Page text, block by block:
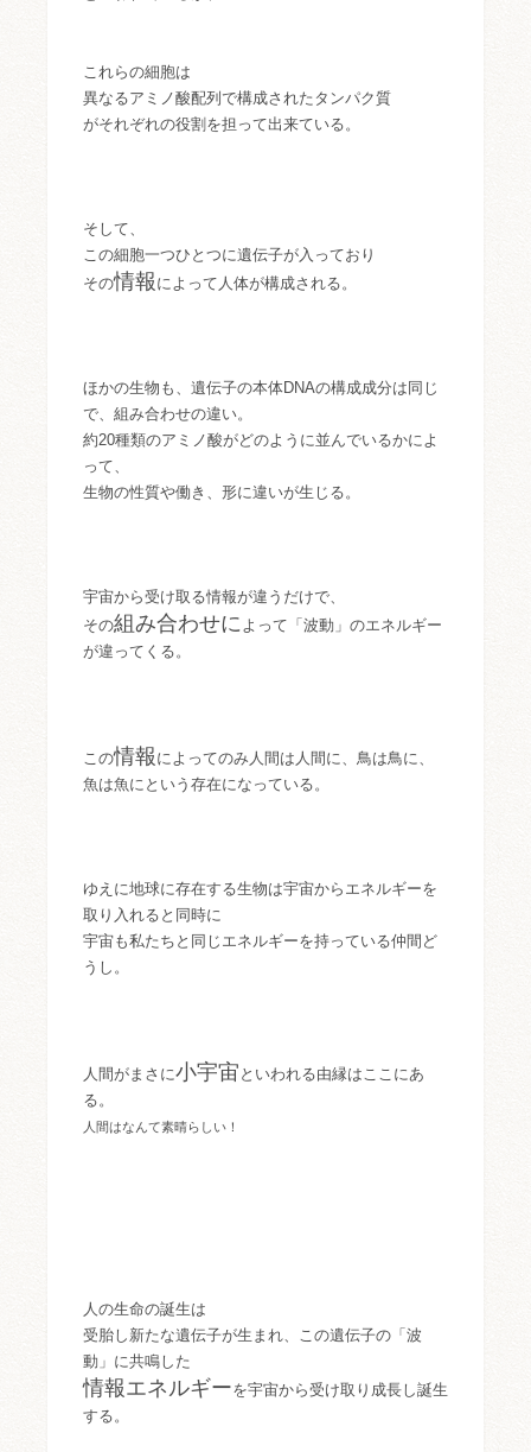
これらの細胞は
異なるアミノ酸配列で構成されたタンパク質
がそれぞれの役割を担って出来ている。
そして、
この細胞一つひとつに遺伝子が入っており
その情報 によって人体が構成される。
ほかの生物も、遺伝子の本体DNAの構成成分は同じ
で、組み合わせの違い。
約20種類のアミノ酸がどのように並んでいるかによ
って、
生物の性質や働き、形に違いが生じる。
宇宙から受け取る情報が違うだけで、
その組み合わせによって「波動」のエネルギー
が違ってくる。
この情報 によってのみ人間は人間に、鳥は鳥に、
魚は魚にという存在になっている。
ゆえに地球に存在する生物は宇宙からエネルギーを
取り入れると同時に
宇宙も私たちと同じエネルギーを持っている仲間ど
うし。
人間がまさに小宇宙 といわれる由縁はここにあ
る。
人間はなんて素晴らしい！
人の生命の誕生は
受胎し新たな遺伝子が生まれ、この遺伝子の「波
動」に共鳴した
情報エネルギーを宇宙から受け取り成長し誕生
する。